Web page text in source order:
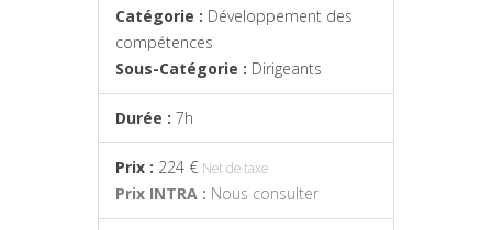
Catégorie : Développement des
compétences
Sous-Catégorie : Dirigeants
Durée : 7h
Prix : 224 € Net de taxe
Prix INTRA : Nous consulter